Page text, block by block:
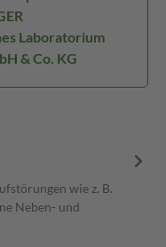
Laboratorium
& Co. KG
wie z. B.
Neben- und